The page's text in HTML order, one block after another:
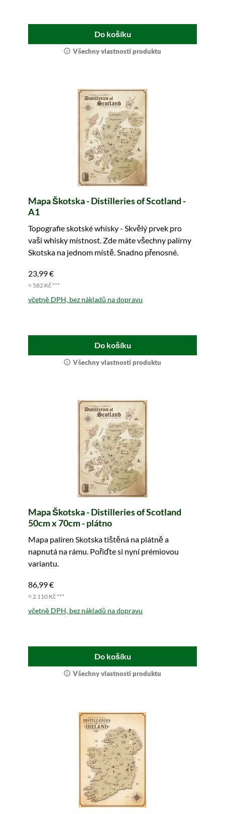
Do košíku
Všechny vlastnosti produktu
Mapa Škotska - Distilleries of Scotland -
A1
Topografie skotské whisky - Skvělý prvek pro
vaši whisky místnost. Zde máte všechny palírny
Skotska na jednom místě. Snadno přenosné.
23,99 €
≈ 582 Kč ***
včetně DPH, bez nákladů na dopravu
Do košíku
Všechny vlastnosti produktu
Mapa Škotska - Distilleries of Scotland
50cm x 70cm - plátno
Mapa palíren Skotska tištěná na plátně a
napnutá na rámu. Pořiďte si nyní prémiovou
variantu.
86,99 €
≈ 2 110 Kč ***
včetně DPH, bez nákladů na dopravu
Do košíku
Všechny vlastnosti produktu